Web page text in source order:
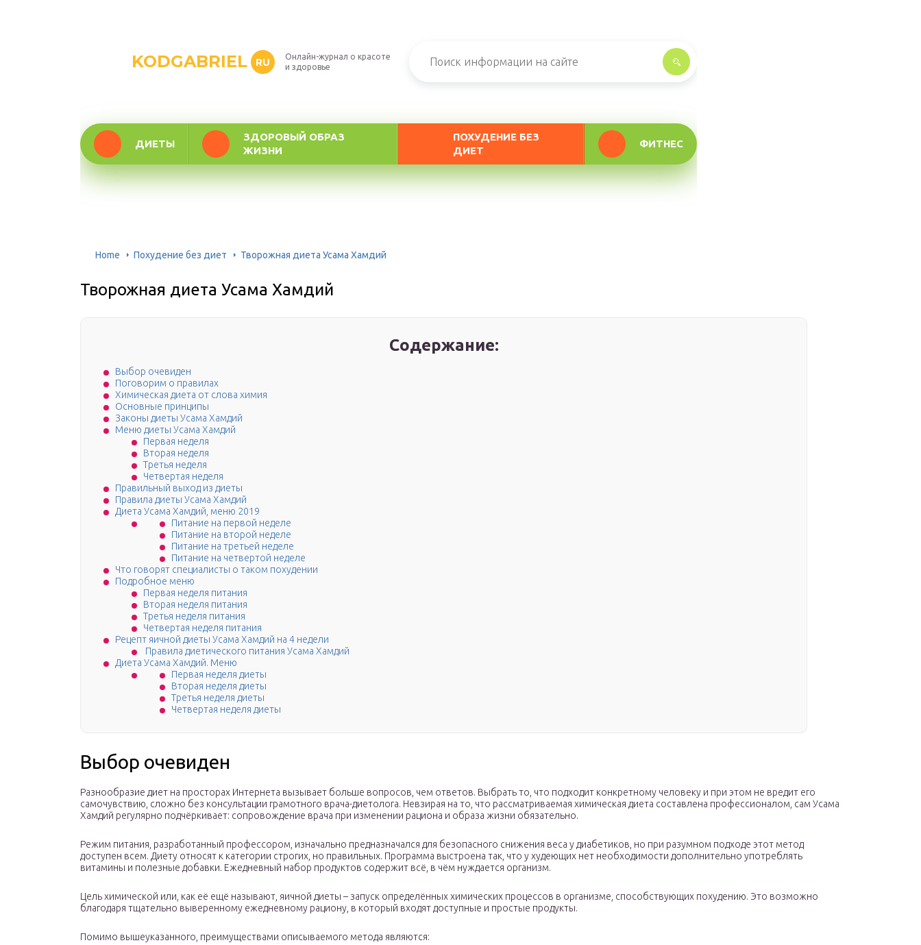
KODGABRIEL RU
Онлайн-журнал о красоте
и здоровье
ДИЕТЫ
ЗДОРОВЫЙ ОБРАЗ
ЖИЗНИ
ПОХУДЕНИЕ БЕЗ
ДИЕТ
ФИТНЕС
Home Похудение без диет Творожная диета Усама Хамдий
Творожная диета Усама Хамдий
Содержание:
Выбор очевиден
Поговорим о правилах
Химическая диета от слова химия
Основные принципы
Законы диеты Усама Хамдий
Меню диеты Усама Хамдий
Первая неделя
Вторая неделя
Третья неделя
Четвертая неделя
Правильный выход из диеты
Правила диеты Усама Хамдий
Диета Усама Хамдий, меню 2019
Питание на первой неделе
Питание на второй неделе
Питание на третьей неделе
Питание на четвертой неделе
Что говорят специалисты о таком похудении
Подробное меню
Первая неделя питания
Вторая неделя питания
Третья неделя питания
Четвертая неделя питания
Рецепт яичной диеты Усама Хамдий на 4 недели
Правила диетического питания Усама Хамдий
Диета Усама Хамдий. Меню
Первая неделя диеты
Вторая неделя диеты
Третья неделя диеты
Четвертая неделя диеты
Выбор очевиден
Разнообразие диет на просторах Интернета вызывает больше вопросов, чем ответов. Выбрать то, что подходит конкретному человеку и при этом не вредит его
самочувствию, сложно без консультации грамотного врача-диетолога. Невзирая на то, что рассматриваемая химическая диета составлена профессионалом, сам Усама
Хамдий регулярно подчёркивает: сопровождение врача при изменении рациона и образа жизни обязательно.
Режим питания, разработанный профессором, изначально предназначался для безопасного снижения веса у диабетиков, но при разумном подходе этот метод
доступен всем. Диету относят к категории строгих, но правильных. Программа выстроена так, что у худеющих нет необходимости дополнительно употреблять
витамины и полезные добавки. Ежедневный набор продуктов содержит всё, в чём нуждается организм.
Цель химической или, как её ещё называют, яичной диеты – запуск определённых химических процессов в организме, способствующих похудению. Это возможно
благодаря тщательно выверенному ежедневному рациону, в который входят доступные и простые продукты.
Помимо вышеуказанного, преимуществами описываемого метода являются: